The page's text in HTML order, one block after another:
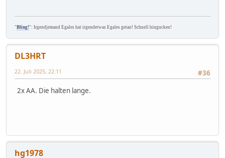
"Bling!": Irgendjemand Egales hat irgendetwas Egales getan! Schnell hingucken!
DL3HRT
#36
22. Juli 2025, 22:11
2x AA. Die halten lange.
hg1978